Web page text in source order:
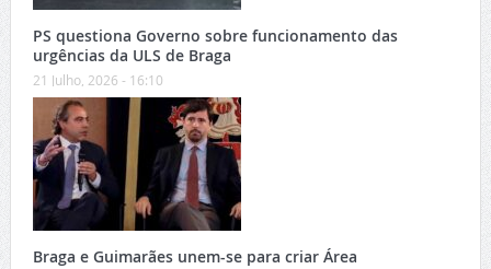
PS questiona Governo sobre funcionamento das
urgências da ULS de Braga
21 Julho, 2026 - 16:10
Braga e Guimarães unem-se para criar Área